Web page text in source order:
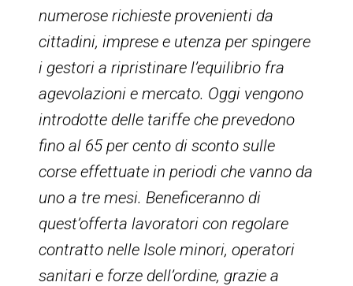
numerose richieste provenienti da
cittadini, imprese e utenza per spingere
i gestori a ripristinare l’equilibrio fra
agevolazioni e mercato. Oggi vengono
introdotte delle tariffe che prevedono
fino al 65 per cento di sconto sulle
corse effettuate in periodi che vanno da
uno a tre mesi. Beneficeranno di
quest’offerta lavoratori con regolare
contratto nelle Isole minori, operatori
sanitari e forze dell’ordine, grazie a